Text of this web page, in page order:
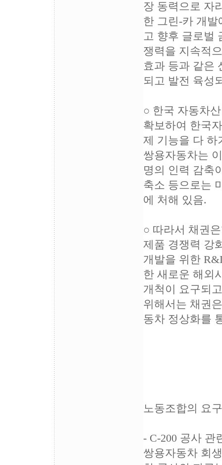
장 동력으로 자
한 그린-카 개
고 향후 글로벌
쟁력을 지속적
효과 등과 같은
되고 발전 육성
○ 한국 자동차
확보하여 한국
제 기능을 다 하
쌍용자동차는
명의 인력 감축
축소 등으로는
에 처해 있음.
○ 따라서 채권
제품 경쟁력 강
개발을 위한
한 새로운 해외
개척이 요구되
위해서는 채권
동차 정상화를
노동조합의 요구
- C-200 공사 관
쌍용자동차 회